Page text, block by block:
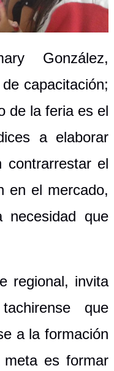
González,
capacitación;
de la feria es el
a elaborar
contrarrestar el
en el mercado,
que
regional, invita
que
a la formación
es formar